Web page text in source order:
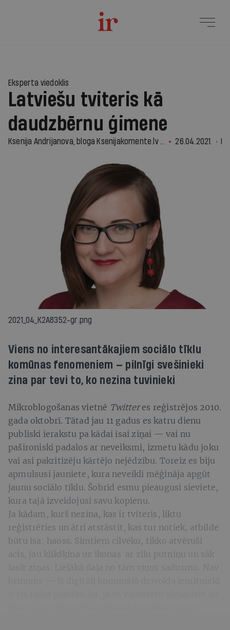
Eksperta viedoklis
Latviešu tviteris kā
daudzbērnu ģimene
Ksenija Andrijanova, bloga Ksenijakomente.lv autore, uztura speciāliste, @and_kse 26.04.2021.
2021_04_K2A8352-gr.png
Viens no interesantākajiem sociālo tīklu
komūnas fenomeniem — pilnīgi svešinieki
zina par tevi to, ko nezina tuvinieki
Mikroblogošanas vietnē Twitteres reģistrējos 2010.
gada oktobrī. Tātad jau 11 gadus es katru dienu
publiski ierakstu pa kādai īsai ziņai — vai nu
pašironiski padalos ar neveiksmi, izmetu kādu joku
vai asi pakritizēju kārtējo nejēdzību. Toreiz es biju
apmulsusi jauniete, kura neveikli mēģināja apgūt
jaunu sociālo tīklu. Šobrīd esmu pieaugusi sieviete,
kura tajā izveidojusi savu kopienu.
Ja kādam, kurš nezina, kas ir tviteris, liktu
reģistrēties un ātri atstāstīt, kas tur notiek, atbilde
būtu īsa: haoss. Simtiem cilvēku, tikko atvēruši
acis, jau klikšķina uz ikonas ar zilu putniņu un sāk